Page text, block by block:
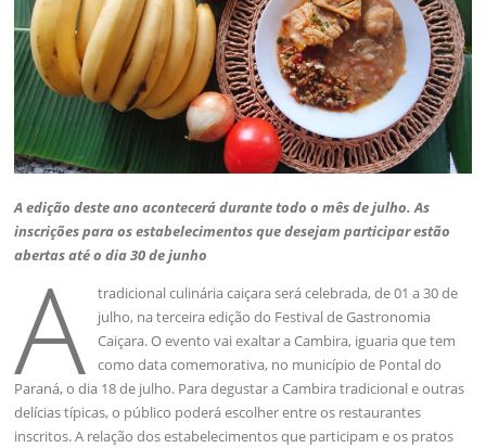
A edição deste ano acontecerá durante todo o mês de julho. As
inscrições para os estabelecimentos que desejam participar estão
abertas até o dia 30 de junho
A
tradicional culinária caiçara será celebrada, de 01 a 30 de
julho, na terceira edição do Festival de Gastronomia
Caiçara. O evento vai exaltar a Cambira, iguaria que tem
como data comemorativa, no município de Pontal do
Paraná, o dia 18 de julho. Para degustar a Cambira tradicional e outras
delícias típicas, o público poderá escolher entre os restaurantes
inscritos. A relação dos estabelecimentos que participam e os pratos